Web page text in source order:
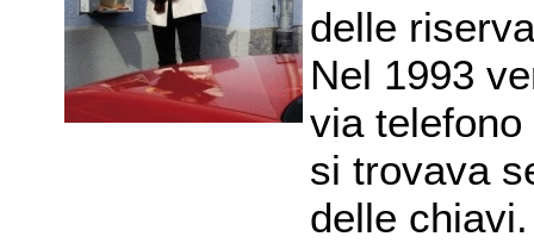
delle
Nel 1993
via
si trovava
delle chiavi.